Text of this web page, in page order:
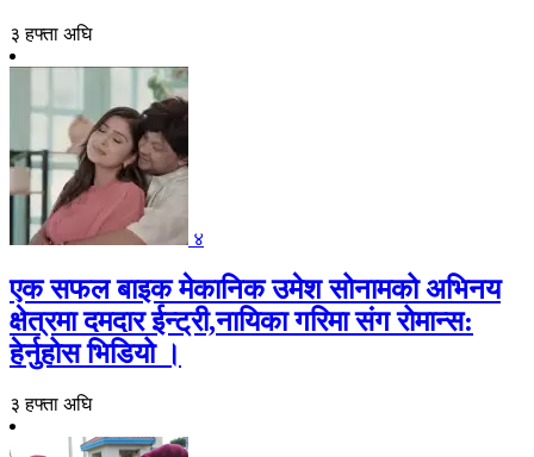
३ हफ्ता अघि
४
एक सफल बाइक मेकानिक उमेश सोनामको अभिनय
क्षेत्रमा दमदार ईन्ट्री,नायिका गरिमा संग रोमान्स:
हेर्नुहोस भिडियो ।
३ हफ्ता अघि